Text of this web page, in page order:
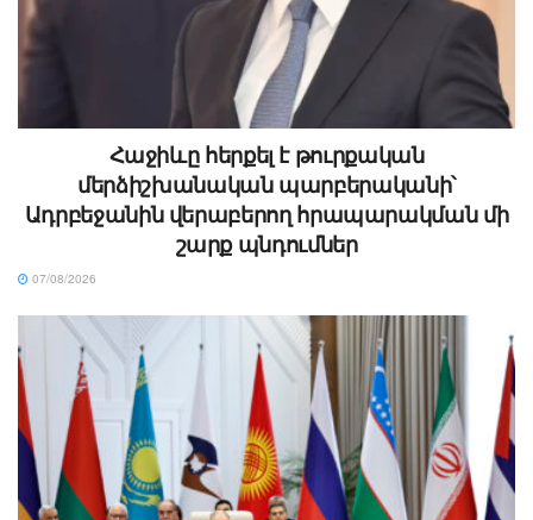
Հաջիևը հերքել է թուրքական
մերձիշխանական պարբերականի՝
Ադրբեջանին վերաբերող հրապարակման մի
շարք պնդումներ
07/08/2026